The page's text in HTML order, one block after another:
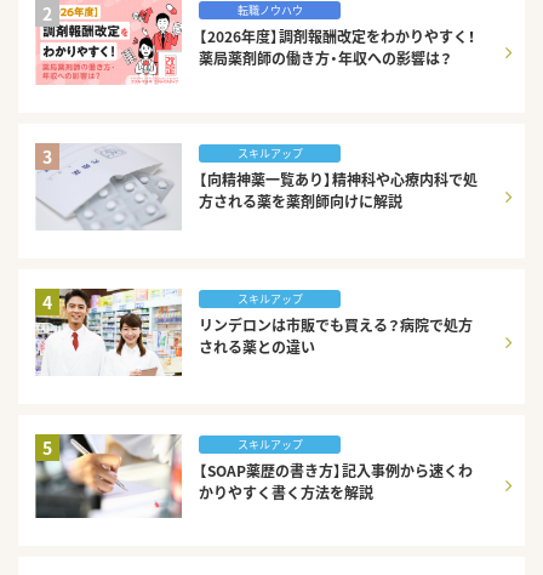
2 転職ノウハウ
【2026年度】調剤報酬改定をわかりやすく！
薬局薬剤師の働き方・年収への影響は？
3 スキルアップ
【向精神薬一覧あり】精神科や心療内科で処
方される薬を薬剤師向けに解説
4 スキルアップ
リンデロンは市販でも買える？病院で処方
される薬との違い
5 スキルアップ
【SOAP薬歴の書き方】記入事例から速くわ
かりやすく書く方法を解説